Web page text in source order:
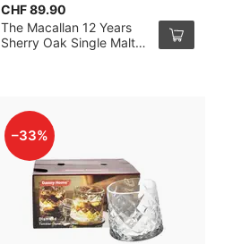
CHF 89.90
The Macallan 12 Years
Sherry Oak Single Malt
–33%